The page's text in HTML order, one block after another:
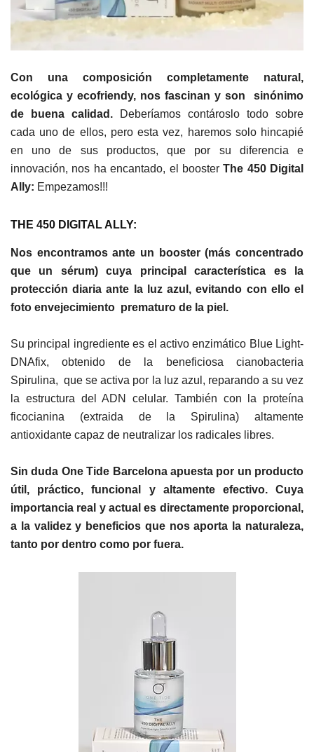
Con una composición completamente natural,
ecológica y ecofriendy, nos fascinan y son sinónimo
de buena calidad. Deberíamos contároslo todo sobre
cada uno de ellos, pero esta vez, haremos solo hincapié
en uno de sus productos, que por su diferencia e
innovación, nos ha encantado, el boosterThe 450 Digital
Ally: Empezamos!!!
THE 450 DIGITAL ALLY:
Nos encontramos ante un booster (más concentrado
que un sérum) cuya principal característica es la
protección diaria ante la luz azul, evitando con ello el
foto envejecimiento prematuro de la piel.
Su principal ingrediente es el activo enzimático Blue Light-
DNAfix, obtenido de la beneficiosa cianobacteria
Spirulina, que se activa por la luz azul, reparando a su vez
la estructura del ADN celular. También con la proteína
ficocianina (extraida de la Spirulina) altamente
antioxidante capaz de neutralizar los radicales libres.
Sin duda One Tide Barcelona apuesta por un producto
útil, práctico, funcional y altamente efectivo. Cuya
importancia real y actual es directamente proporcional,
a la validez y beneficios que nos aporta la naturaleza,
tanto por dentro como por fuera.